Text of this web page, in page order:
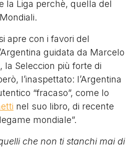
la Liga perchè, quella del
apre con i favori del
guidata da Marcelo
la Seleccion più forte di
l’inaspettato: l’Argentina
“fracaso”, come lo
nel suo libro, di recente
mondiale”.
che non ti stanchi mai di